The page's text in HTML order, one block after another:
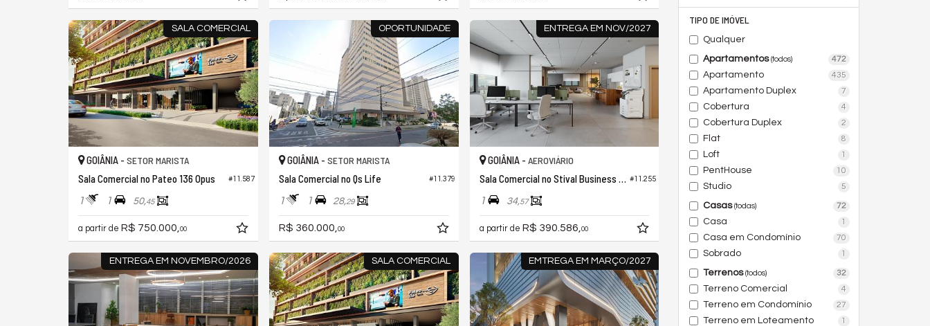
TIPO DE IMÓVEL
Qualquer
Apartamentos(todos) 472
Apartamento 435
Apartamento Duplex 7
Cobertura 4
Cobertura Duplex 2
Flat 8
Loft 1
PentHouse 10
Studio 5
Casas(todas) 72
Casa 1
Casa em Condomínio 70
Sobrado 1
Terrenos(todos) 32
Terreno Comercial 4
Terreno em Condomínio 27
Terreno em Loteamento 1
SALA COMERCIAL
#11.587
GOIÂNIA - SETOR MARISTA
Sala Comercial no Pateo 136 Opus
1 1 50,45
a partir de R$ 750.000,00
OPORTUNIDADE
#11.379
GOIÂNIA - SETOR MARISTA
Sala Comercial no Qs Life
1 1 28,29
R$ 360.000,00
ENTREGA EM NOV/2027
#11.255
GOIÂNIA - AEROVIÁRIO
Sala Comercial no Stival Business Lourenzzo - Comercial
1 34,57
a partir de R$ 390.586,00
ENTREGA EM NOVEMBRO/2026 SALA COMERCIAL EMTREGA EM MARÇO/2027